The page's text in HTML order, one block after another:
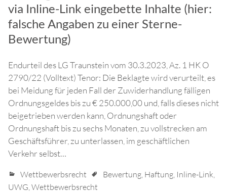
via Inline-Link eingebette Inhalte (hier:
falsche Angaben zu einer Sterne-
Bewertung)
Endurteil des LG Traunstein vom 30.3.2023, Az. 1 HK O
2790/22 (Volltext) Tenor: Die Beklagte wird verurteilt, es
bei Meidung für jeden Fall der Zuwiderhandlung fälligen
Ordnungsgeldes bis zu € 250.000,00 und, falls dieses nicht
beigetrieben werden kann, Ordnungshaft oder
Ordnungshaft bis zu sechs Monaten, zu vollstrecken am
Geschäftsführer, zu unterlassen, im geschäftlichen
Verkehr selbst…
Wettbewerbsrecht Bewertung, Haftung, Inline-Link,
UWG,Wettbewerbsrecht